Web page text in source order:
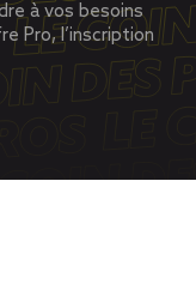
à vos besoins
Pro, l’inscription